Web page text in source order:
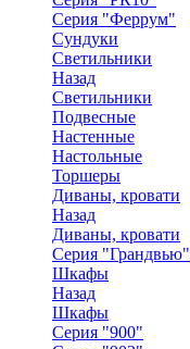
Серия "Феррум"
Сундуки
Светильники
Назад
Светильники
Подвесные
Настенные
Настольные
Торшеры
Диваны, кровати
Назад
Диваны, кровати
Серия "Грандвью"
Шкафы
Назад
Шкафы
Серия "900"